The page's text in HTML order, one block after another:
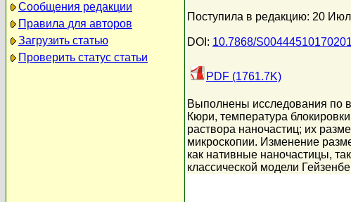
Сообщения редакции
Правила для авторов
Загрузить статью
Проверить статус статьи
Поступила в редакцию: 20
DOI: 10.7868/
PDF (1761.7K)
Выполнены исследования по
Кюри, температура
раствора наночастиц; их
микроскопии. Изменение
как нативные наночастицы,
классической модели